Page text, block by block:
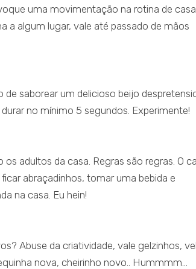
uma movimentação na rotina de
a algum lugar, vale até passado de mãos
saborear um delicioso beijo
no mínimo 5 segundos. Experimente!
adultos da casa. Regras são regras. O
abraçadinhos, tomar uma bebida e
na casa. Eu hein!
Abuse da criatividade, vale gelzinhos,
nova, cheirinho novo.. Hummmm…